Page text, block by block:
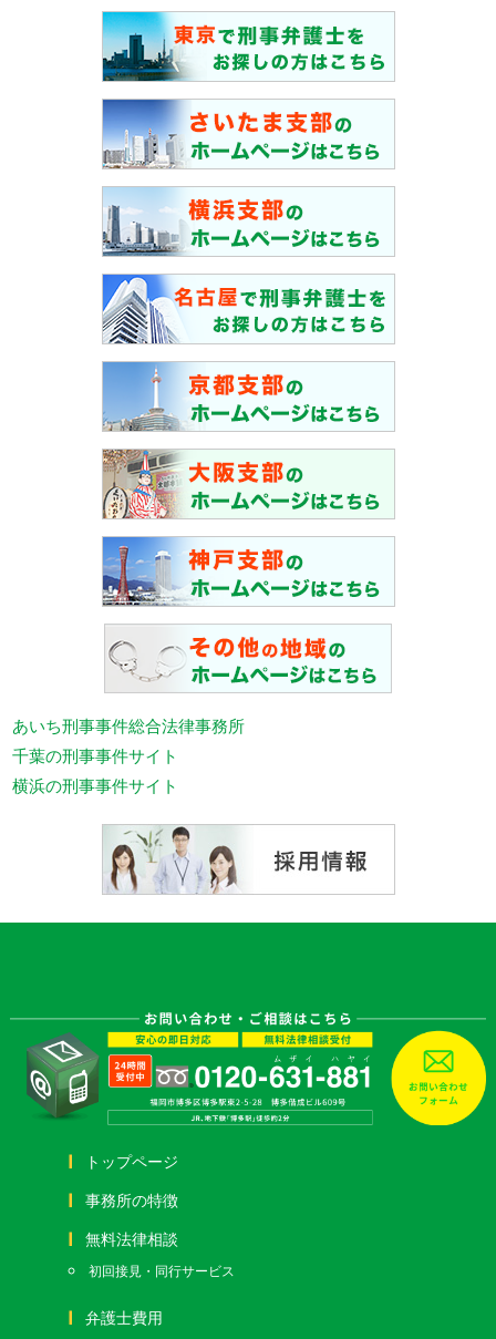
あいち刑事事件総合法律事務所
千葉の刑事事件サイト
横浜の刑事事件サイト
トップページ
事務所の特徴
無料法律相談
初回接見・同行サービス
弁護士費用